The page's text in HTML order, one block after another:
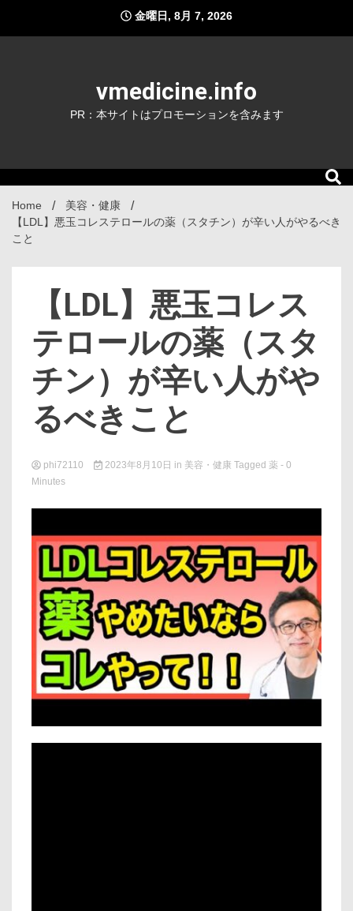
content
金曜日, 8月 7, 2026
vmedicine.info
PR：本サイトはプロモーションを含みます
Home
美容・健康
【LDL】悪玉コレステロールの薬（スタチン）が辛い人がやるべき
こと
【LDL】悪玉コレス
テロールの薬（スタ
チン）が辛い人がや
るべきこと
phi72110 2023年8月10日 in 美容・健康 Tagged 薬 - 0
Minutes